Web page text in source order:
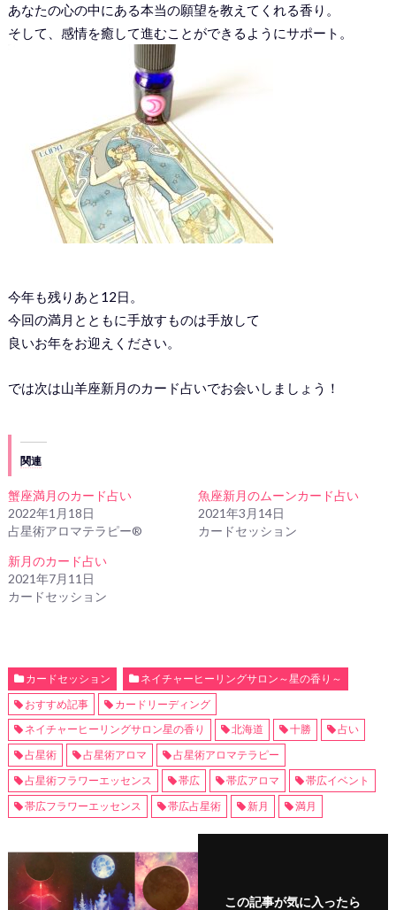
あなたの心の中にある本当の願望を教えてくれる香り。
そして、感情を癒して進むことができるようにサポート。
今年も残りあと12日。
今回の満月とともに手放すものは手放して
良いお年をお迎えください。
では次は山羊座新月のカード占いでお会いしましょう！
関連
蟹座満月のカード占い
2022年1月18日
占星術アロマテラピー®
魚座新月のムーンカード占い
2021年3月14日
カードセッション
新月のカード占い
2021年7月11日
カードセッション
カードセッション
ネイチャーヒーリングサロン～星の香り～
おすすめ記事
カードリーディング
ネイチャーヒーリングサロン星の香り
北海道 十勝
占い
占星術
占星術アロマ
占星術アロマテラピー
占星術フラワーエッセンス
帯広 帯広アロマ
帯広イベント
帯広フラワーエッセンス
帯広占星術 新月 満月
この記事が気に入ったら